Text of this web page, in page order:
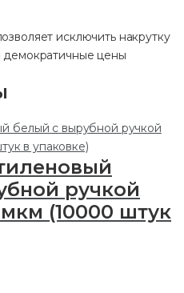
исключить накрутку
цены
ручкой
(10000 штук